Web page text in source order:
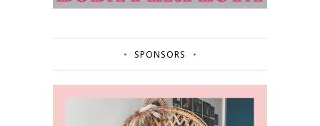
SPONSORS